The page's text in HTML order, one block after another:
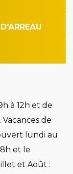
à 12h et de
Vacances de
lundi au
et le
et Août :